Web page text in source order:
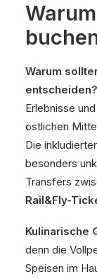
Warum
entscheiden?
Erlebnisse
östlichen
Die
besonders
Transfers
Rail&Fly-
Kulinarische
denn die
Speisen im